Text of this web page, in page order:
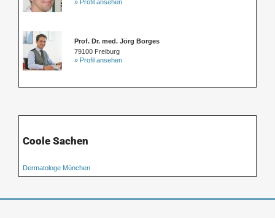
» Profil ansehen
Prof. Dr. med. Jörg Borges
79100 Freiburg
» Profil ansehen
Coole Sachen
Dermatologe München